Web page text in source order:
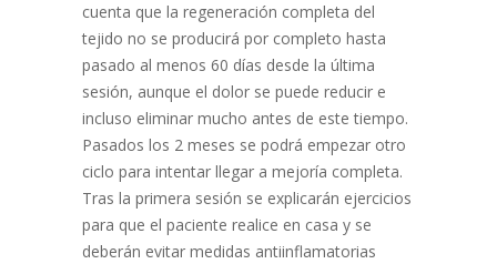
cuenta que la regeneración completa del
tejido no se producirá por completo hasta
pasado al menos 60 días desde la última
sesión, aunque el dolor se puede reducir e
incluso eliminar mucho antes de este tiempo.
Pasados los 2 meses se podrá empezar otro
ciclo para intentar llegar a mejoría completa.
Tras la primera sesión se explicarán ejercicios
para que el paciente realice en casa y se
deberán evitar medidas antiinflamatorias